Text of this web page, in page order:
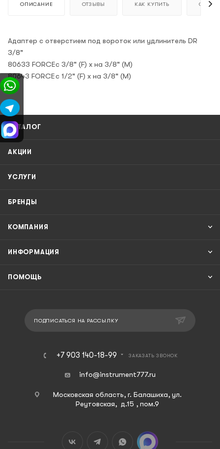
ОПИСАНИЕ ОТЗЫВЫ КАК КУПИТЬ ОПЛАТА
Адаптер с отверстием под вороток или удлинитель DR
3/8"
80633 FORCEc 3/8" (F) x на 3/8" (M)
80643 FORCEc 1/2" (F) x на 3/8" (M)
КАТАЛОГ
АКЦИИ
УСЛУГИ
БРЕНДЫ
КОМПАНИЯ
ИНФОРМАЦИЯ
ПОМОЩЬ
ПОДПИСАТЬСЯ НА РАССЫЛКУ
+7 903 140-18-99 ЗАКАЗАТЬ ЗВОНОК
info@instrument777.ru
Московская область, г. Балашиха, ул.
Реутовская, д.15 , пом.9